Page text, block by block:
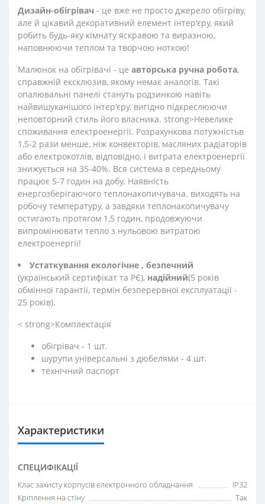
Дизайн-обігрівач - це вже не просто джерело обігріву,
але й цікавий декоративний елемент інтер'єру, який
робить будь-яку кімнату яскравою та виразною,
наповнюючи теплом та творчою ноткою!
Малюнок на обігрівачі - це авторська ручна робота,
справжній ексклюзив, якому немає аналогів. Такі
опалювальні панелі стануть родзинкою навіть
найвишуканішого інтер'єру, вигідно підкреслюючи
неповторний стиль його власника. strong>Невелике
споживання електроенергії. Розрахункова потужністьв
1,5-2 рази менше, ніж конвекторів, масляних радіаторів
або електрокотлів, відповідно, і витрата електроенергії
знижується на 35-40%. Вся система в середньому
працює 5-7 годин на добу. Наявність
енергозберігаючого теплонакопичувача. виходять на
робочу температуру, а завдяки теплонакопичувачу
остигають протягом 1,5 годин, продовжуючи
випромінювати тепло з нульовою витратою
електроенергії!
Устаткування екологічне , безпечний
(український сертифікат та РЄ), надійний(5 років
обмінної гарантії, термін безперервної експлуатації -
25 років).
< strong>Комплектація
обігрівач - 1 шт.
шурупи універсальні з дюбелями - 4 шт.
технічний паспорт
Характеристики
СПЕЦИФІКАЦІЇ
Клас захисту корпусів електронного обладнання
IP32
Кріплення на стіну
Так